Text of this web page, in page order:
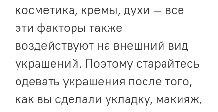
косметика, кремы, духи — все
эти факторы также
воздействуют на внешний вид
украшений. Поэтому старайтесь
одевать украшения после того,
как вы сделали укладку, макияж,